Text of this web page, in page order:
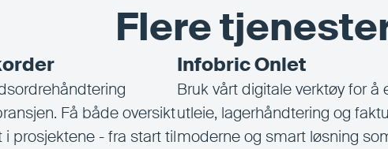
Flere
Få både oversikt
prosjektene - fra start til
Infobric Onlet
Bruk vårt digitale verktøy for å
utleie, lagerhåndtering og
moderne og smart løsning